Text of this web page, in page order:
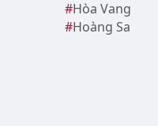
Hòa Vang
Hoàng Sa